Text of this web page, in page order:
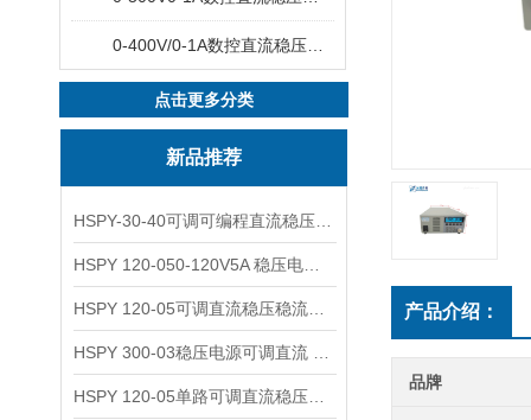
点击更多分类
新品推荐
产品介绍：
品牌